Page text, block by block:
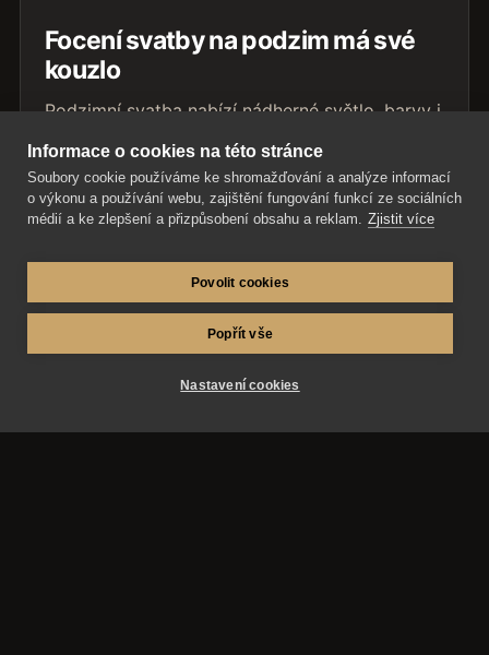
Focení svatby na podzim má své
kouzlo
Podzimní svatba nabízí nádherné světlo, barvy i
atmosféru. Přečtěte si, jak focení svatby na
podzim naplánovat a na co myslet.
Přečíst článek
Informace o cookies na této stránce
Soubory cookie používáme ke shromažďování a analýze informací
o výkonu a používání webu, zajištění fungování funkcí ze sociálních
médií a ke zlepšení a přizpůsobení obsahu a reklam. Zjistit více
Povolit cookies
Popřít vše
Nastavení cookies